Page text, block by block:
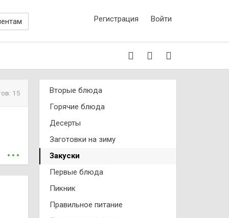
Регистрация Войти
15
...
Вторые блюда
Горячие блюда
Десерты
Заготовки на зиму
Закуски
Первые блюда
Пикник
Правильное питание